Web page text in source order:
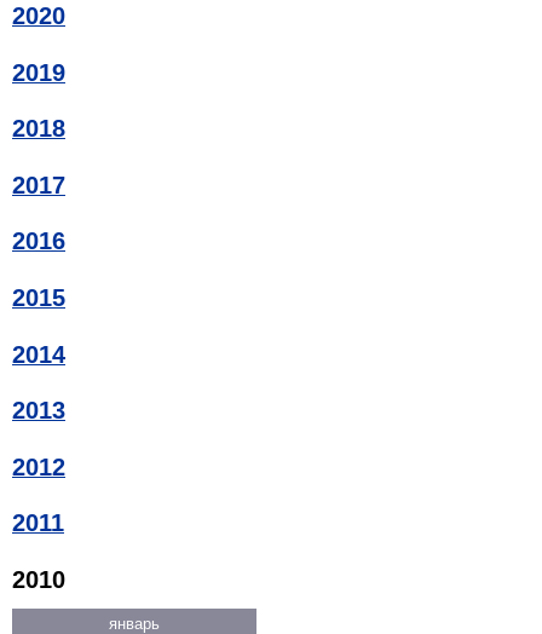
2020
2019
2018
2017
2016
2015
2014
2013
2012
2011
2010
январь